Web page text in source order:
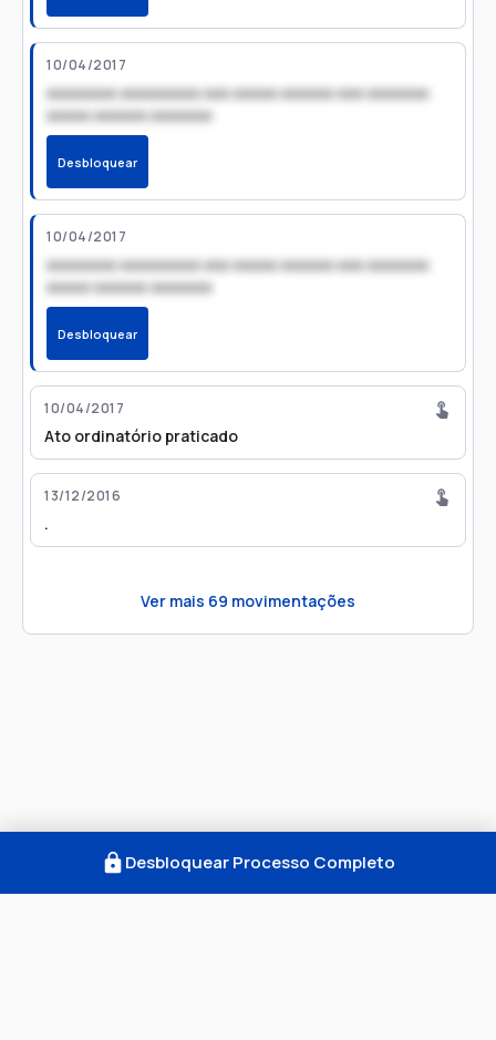
10/04/2017
xxxxxxxx xxxxxxxxx xxx xxxxx xxxxxx xxx xxxxxxx
xxxxx xxxxxx xxxxxxx
Desbloquear
10/04/2017
xxxxxxxx xxxxxxxxx xxx xxxxx xxxxxx xxx xxxxxxx
xxxxx xxxxxx xxxxxxx
Desbloquear
10/04/2017
Ato ordinatório praticado
13/12/2016
.
Ver mais 69 movimentações
Desbloquear Processo Completo